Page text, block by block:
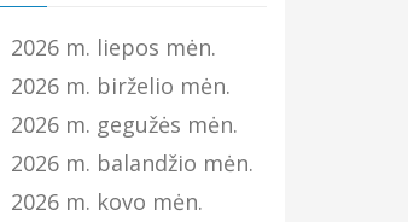
2026 m. liepos mėn.
2026 m. birželio mėn.
2026 m. gegužės mėn.
2026 m. balandžio mėn.
2026 m. kovo mėn.